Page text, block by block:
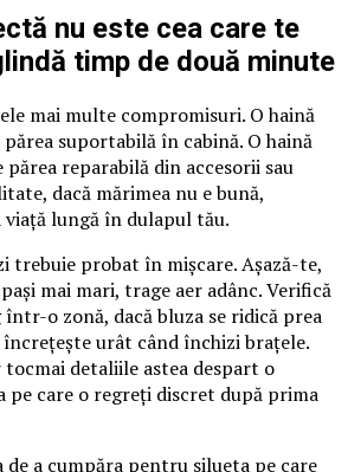
nu este cea care te
timp de două minute
mai multe compromisuri. O haină
suportabilă în cabină. O haină
reparabilă din accesorii sau
dacă mărimea nu e bună,
viață lungă în dulapul tău.
trebuie probat în mișcare. Așază-te,
mai mari, trage aer adânc. Verifică
o zonă, dacă bluza se ridică prea
încrețește urât când închizi brațele.
tocmai detaliile astea despart o
pe care o regreți discret după prima
a cumpăra pentru silueta pe care